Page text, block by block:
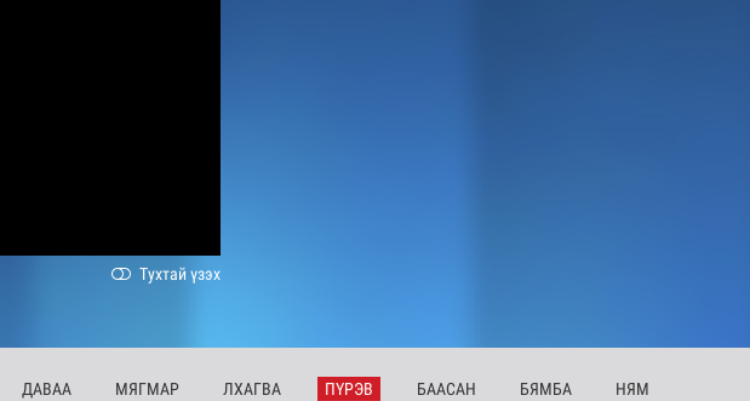
Тухтай үзэх
ДАВАА МЯГМАР ЛХАГВА ПҮРЭВ БААСАН БЯМБА НЯМ